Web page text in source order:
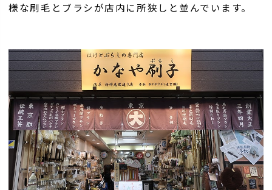
様な刷毛とブラシが店内に所狭しと並んでいます。